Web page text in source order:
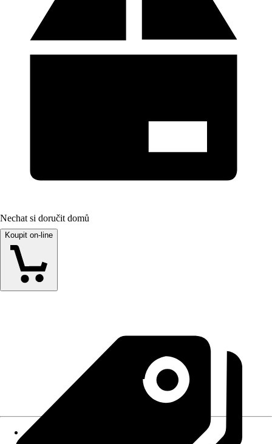
Nechat si doručit domů
Koupit on-line